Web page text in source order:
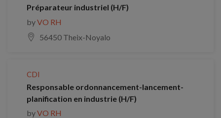
Préparateur industriel (H/F)
byVO RH
56450 Theix-Noyalo
CDI
Responsable ordonnancement-lancement-
planification en industrie (H/F)
byVO RH